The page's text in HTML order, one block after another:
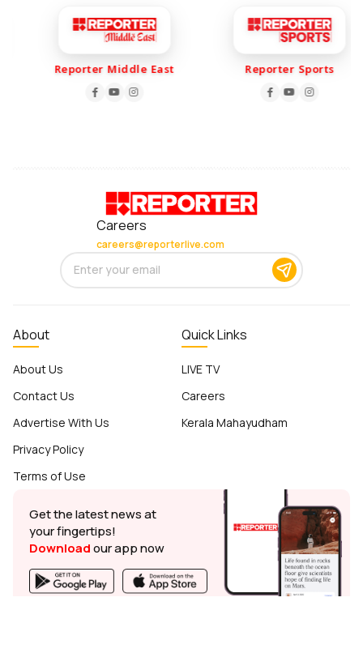
Reporter Middle East Reporter Sports
Careers
careers@reporterlive.com
About
About Us
Contact Us
Advertise With Us
Privacy Policy
Terms of Use
Quick Links
LIVE TV
Careers
Kerala Mahayudham
Get the latest news at
your fingertips!
Downloadour app now